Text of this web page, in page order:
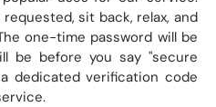
sit back, relax, and
one-time password will be
be before you say "secure
dedicated verification code